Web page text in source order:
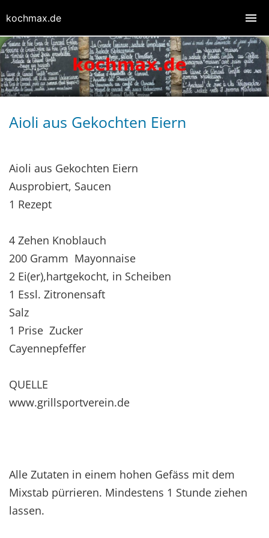
Aioli aus Gekochten Eiern
Aioli aus Gekochten Eiern
Ausprobiert, Saucen
1 Rezept
4 Zehen Knoblauch
200 Gramm Mayonnaise
2 Ei(er),hartgekocht, in Scheiben
1 Essl. Zitronensaft
Salz
1 Prise Zucker
Cayennepfeffer
QUELLE
www.grillsportverein.de
Alle Zutaten in einem hohen Gefäss mit dem
Mixstab pürrieren. Mindestens 1 Stunde ziehen
lassen.
kochmax.de